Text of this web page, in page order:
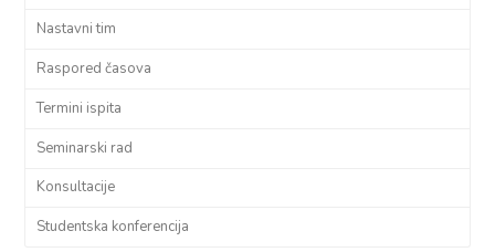
Nastavni tim
Raspored časova
Termini ispita
Seminarski rad
Konsultacije
Studentska konferencija